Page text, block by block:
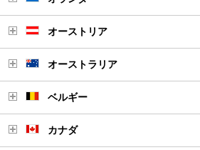
オーストリア
オーストラリア
ベルギー
カナダ